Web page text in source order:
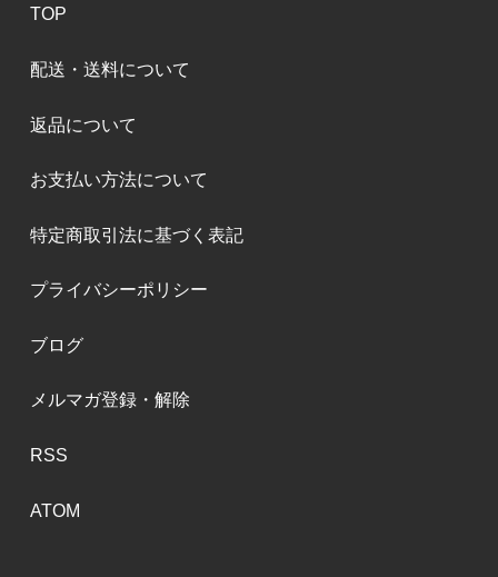
TOP
配送・送料について
返品について
お支払い方法について
特定商取引法に基づく表記
プライバシーポリシー
ブログ
メルマガ登録・解除
RSS
ATOM